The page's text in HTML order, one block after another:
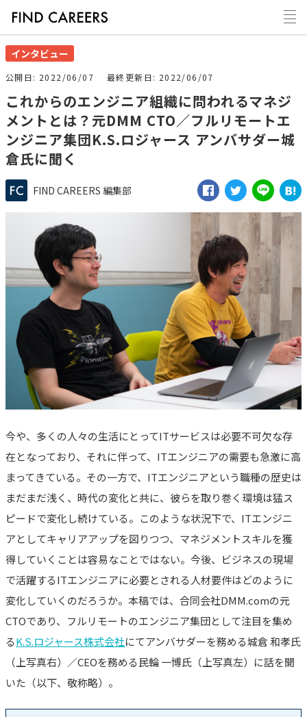
インタビュー
公開日 2022/06/07 最終更新日 2022/06/07
これからのエンジニア組織に問われるマネジ
メントとは？元DMM CTO／フルリモートエ
ンジニア集団K.S.ロジャース アンバサダー城
倉氏に聞く
FIND CAREERS 編集部
今や、多くの人々の生活にとってITサービスは必要不可欠な存
在となっており、それに伴って、ITエンジニアの需要も急激に高
まってきている。その一方で、ITエンジニアという職種の歴史は
まだまだ浅く、時代の変化と共に、彼らを取り巻く環境は猛ス
ピードで変化し続けている。このような状況下で、ITエンジニ
アとしてキャリアアップを図りつつ、マネジメントスキルを獲
得していくことは容易なことではない。今後、ビジネスの現場
で活躍するITエンジニアに必要とされる人材要件はどのように
変化していくのだろうか。本稿では、合同会社DMM.comの元
CTOであり、フルリモートのエンジニア集団として注目を集め
るK.S.ロジャース株式会社にてアンバサダーを務める城倉 和孝氏
（上写真右）／CEOを務める民輪 一博氏（上写真左）に話を聞
いた（以下、敬称略）。